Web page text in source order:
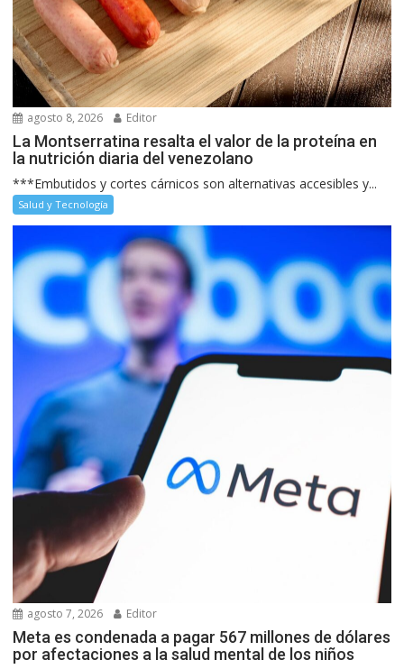
agosto 8, 2026 Editor
La Montserratina resalta el valor de la proteína en
la nutrición diaria del venezolano
***Embutidos y cortes cárnicos son alternativas accesibles y...
Salud y Tecnología
agosto 7, 2026 Editor
Meta es condenada a pagar 567 millones de dólares
por afectaciones a la salud mental de los niños